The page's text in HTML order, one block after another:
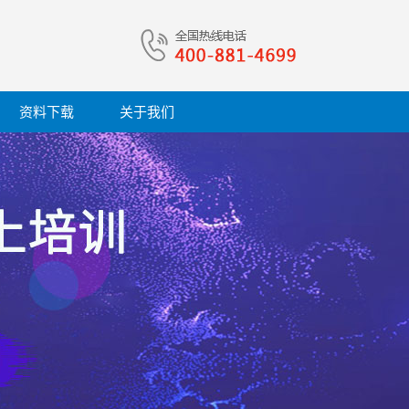
资料下载 关于我们